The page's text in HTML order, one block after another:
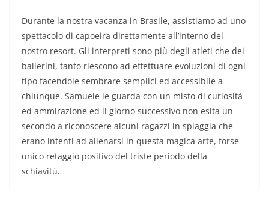
Durante la nostra vacanza in Brasile, assistiamo ad uno
spettacolo di capoeira direttamente all’interno del
nostro resort. Gli interpreti sono più degli atleti che dei
ballerini, tanto riescono ad effettuare evoluzioni di ogni
tipo facendole sembrare semplici ed accessibile a
chiunque. Samuele le guarda con un misto di curiosità
ed ammirazione ed il giorno successivo non esita un
secondo a riconoscere alcuni ragazzi in spiaggia che
erano intenti ad allenarsi in questa magica arte, forse
unico retaggio positivo del triste periodo della
schiavitù.